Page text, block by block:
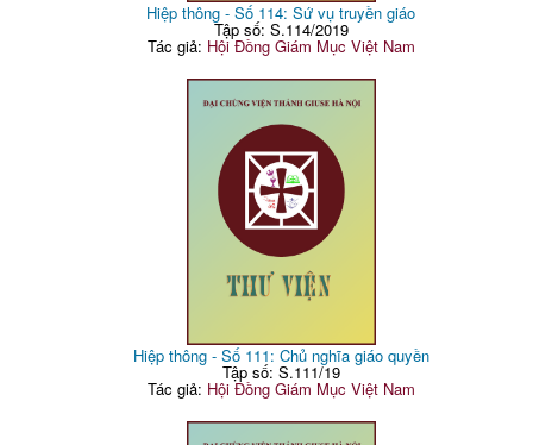
Hiệp thông - Số 114: Sứ vụ truyền giáo
Tập số: S.114/2019
Tác giả: Hội Đồng Giám Mục Việt Nam
Hiệp thông - Số 111: Chủ nghĩa giáo quyền
Tập số: S.111/19
Tác giả: Hội Đồng Giám Mục Việt Nam